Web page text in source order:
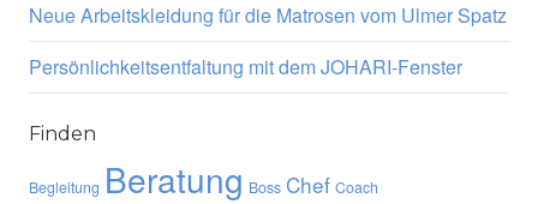
Neue Arbeitskleidung für die Matrosen vom Ulmer Spatz
Persönlichkeitsentfaltung mit dem JOHARI-Fenster
Finden
Begleitung Beratung Boss Chef Coach